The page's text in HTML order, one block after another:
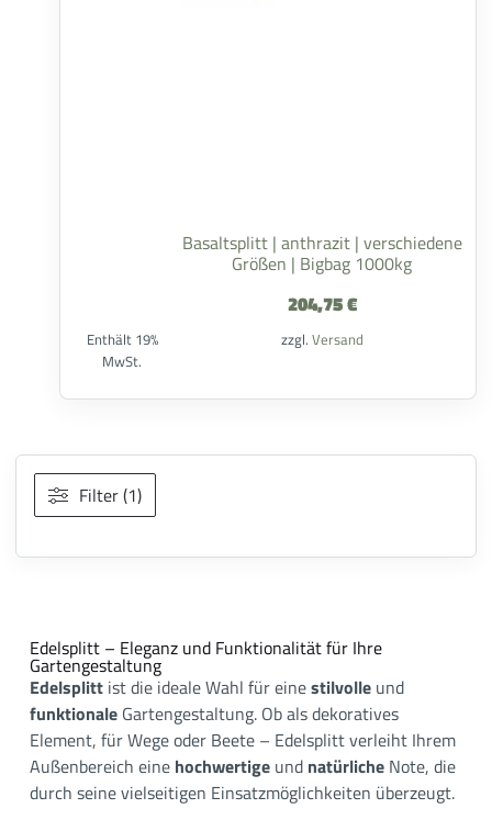
Basaltsplitt | anthrazit | verschiedene
Größen | Bigbag 1000kg
204,75€
Enthält 19%
MwSt.
zzgl. Versand
Filter (1)
Edelsplitt – Eleganz und Funktionalität für Ihre
Gartengestaltung
Edelsplittist die ideale Wahl für einestilvolleund
funktionaleGartengestaltung. Ob als dekoratives
Element, für Wege oder Beete – Edelsplitt verleiht Ihrem
Außenbereich eine hochwertigeund natürlicheNote, die
durch seine vielseitigen Einsatzmöglichkeiten überzeugt.